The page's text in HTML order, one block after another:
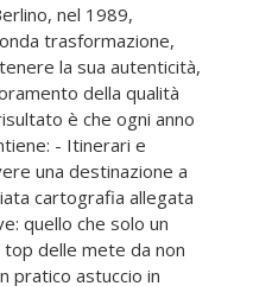
nel 1989,
trasformazione,
la sua autenticità,
della qualità
è che ogni anno
- Itinerari e
una destinazione a
cartografia allegata
quello che solo un
delle mete da non
pratico astuccio in